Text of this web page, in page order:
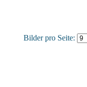
Bilder pro Seite: